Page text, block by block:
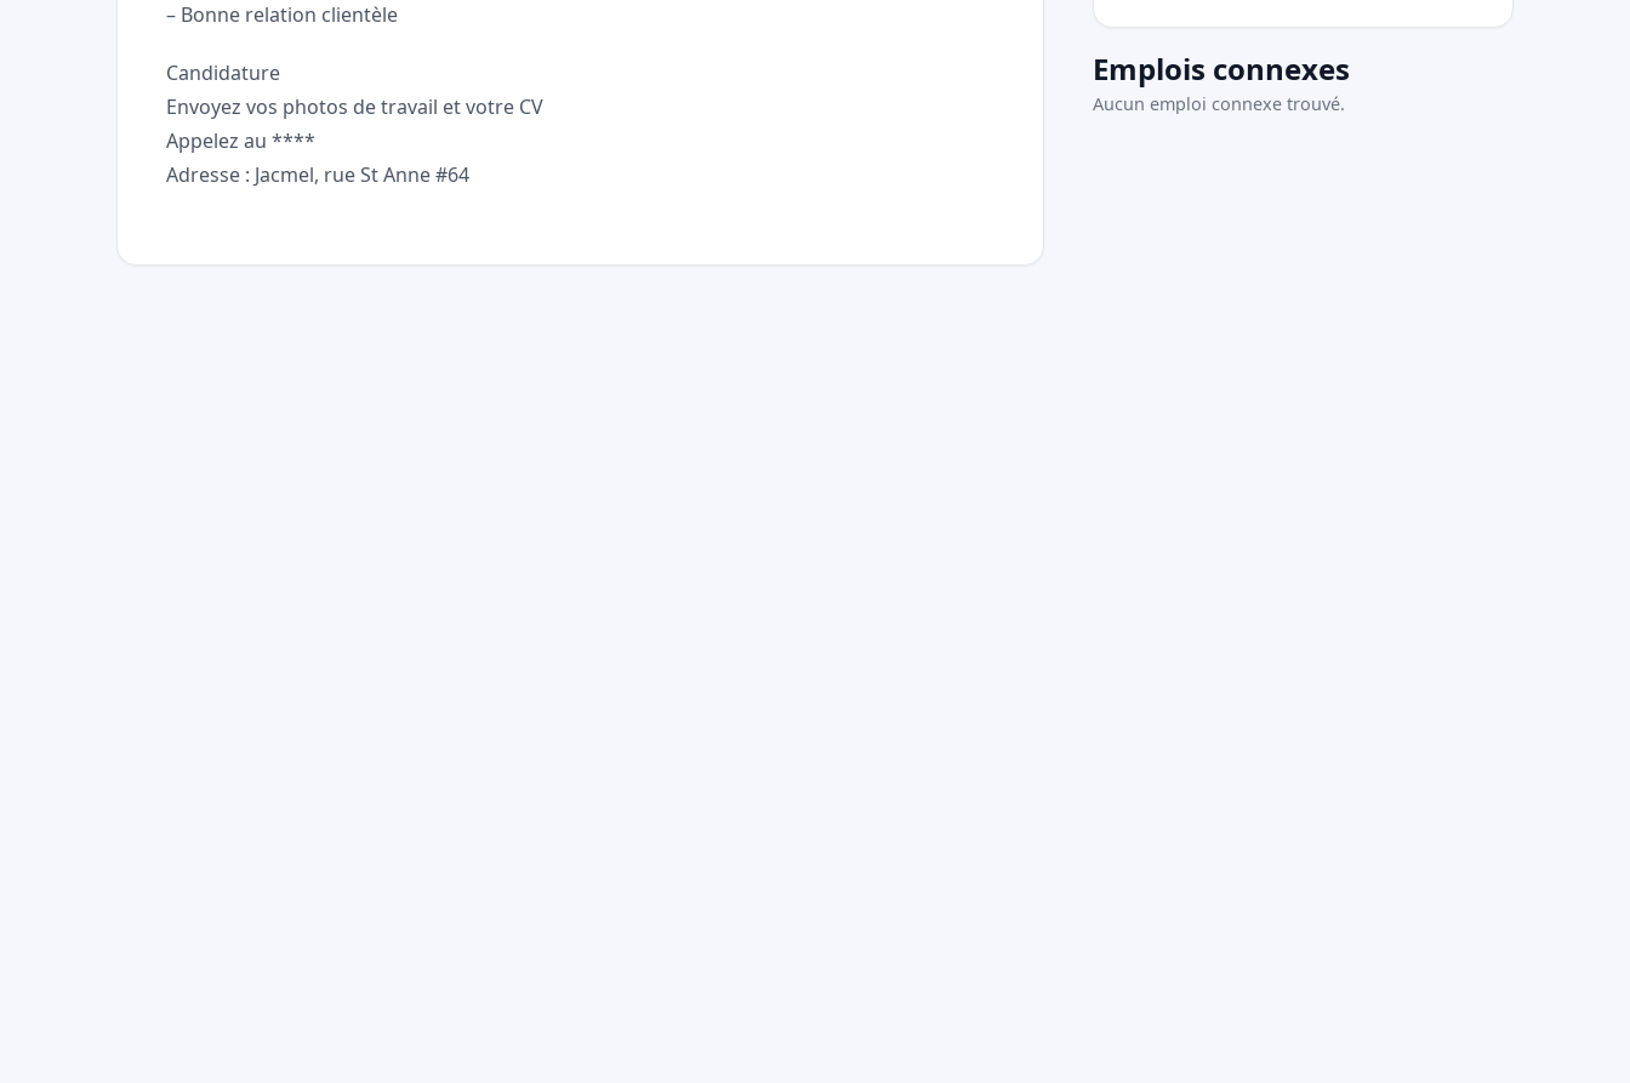
– Bonne relation clientèle
Candidature
Envoyez vos photos de travail et votre CV
Appelez au ****
Adresse : Jacmel, rue St Anne #64
Emplois connexes
Aucun emploi connexe trouvé.